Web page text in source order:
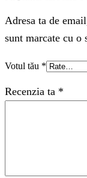
Adresa ta de
sunt marcate cu o
Votul tău *
Recenzia ta *